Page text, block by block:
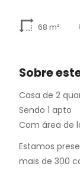
68 m²
Sobre
Casa de 2
Sendo 1 apto
Com área de
Estamos
mais de 300